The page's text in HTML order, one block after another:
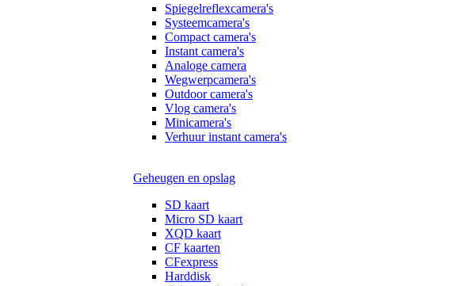
Spiegelreflexcamera's
Systeemcamera's
Compact camera's
Instant camera's
Analoge camera
Wegwerpcamera's
Outdoor camera's
Vlog camera's
Minicamera's
Verhuur instant camera's
Geheugen en opslag
SD kaart
Micro SD kaart
XQD kaart
CF kaarten
CFexpress
Harddisk